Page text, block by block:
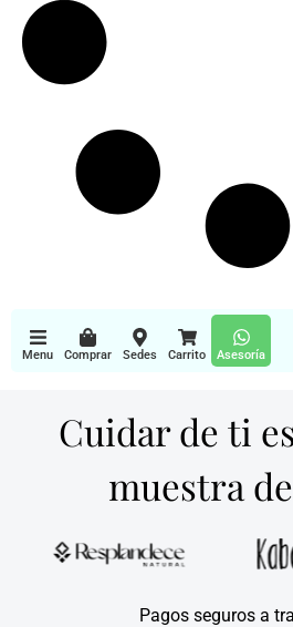
Menu Comprar Sedes Carrito Asesoría
Cuidar de ti
muestra
Pagos seguros a